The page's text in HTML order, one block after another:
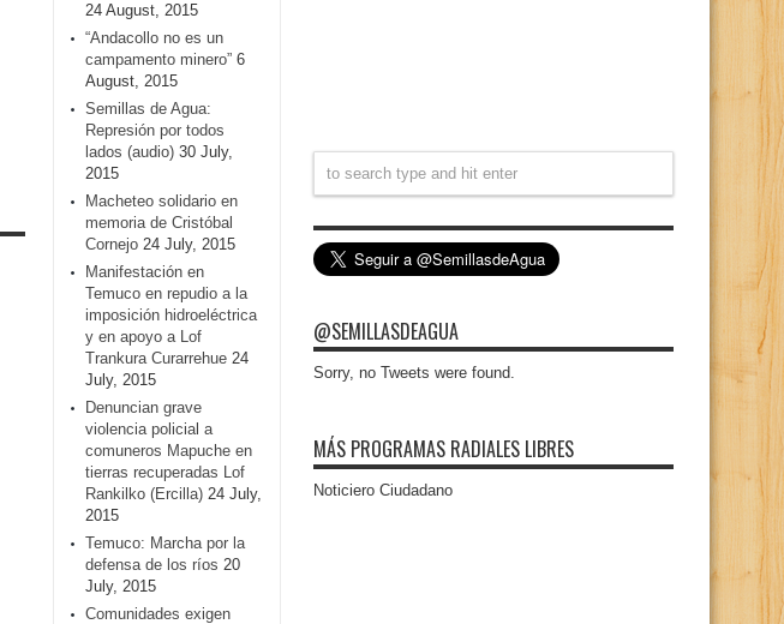
24 August, 2015
“Andacollo no es un
campamento minero” 6
August, 2015
Semillas de Agua:
Represión por todos
lados (audio) 30 July,
2015
Macheteo solidario en
memoria de Cristóbal
Cornejo 24 July, 2015
Manifestación en
Temuco en repudio a la
imposición hidroeléctrica
y en apoyo a Lof
Trankura Curarrehue 24
July, 2015
Denuncian grave
violencia policial a
comuneros Mapuche en
tierras recuperadas Lof
Rankilko (Ercilla) 24 July,
2015
Temuco: Marcha por la
defensa de los ríos 20
July, 2015
Comunidades exigen
@SEMILLASDEAGUA
Sorry, no Tweets were found.
MÁS PROGRAMAS RADIALES LIBRES
Noticiero Ciudadano